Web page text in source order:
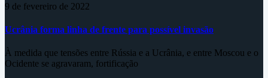
9 de fevereiro de 2022
Ucrânia forma linha de frente para possível invasão
À medida que tensões entre Rússia e a Ucrânia, e entre Moscou e o
Ocidente se agravaram, fortificação